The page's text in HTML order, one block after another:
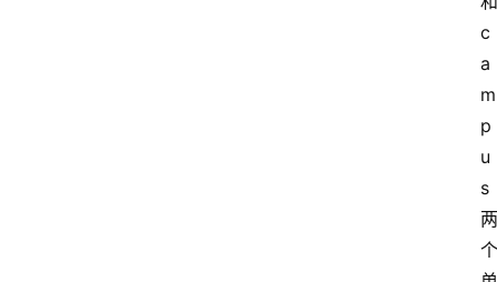
c
a
m
p
u
s
两
个